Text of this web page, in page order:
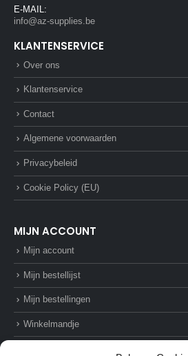
E-MAIL:
info@az-supplies.be
KLANTENSERVICE
Over ons
Klantenservice
Contact
Algemene voorwaarden
Privacybeleid
Cookie Policy (EU)
MIJN ACCOUNT
Mijn account
Mijn bestellijst
Mijn bestellingen
Winkelmandje